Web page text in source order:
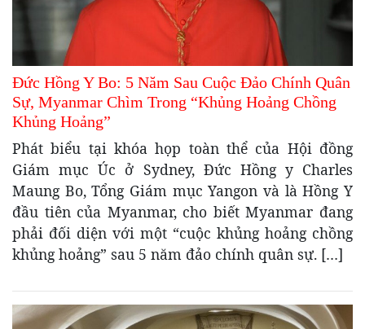
Đức Hồng Y Bo: 5 Năm Sau Cuộc Đảo Chính Quân
Sự, Myanmar Chìm Trong “Khủng Hoảng Chồng
Khủng Hoảng”
Phát biểu tại khóa họp toàn thể của Hội đồng
Giám mục Úc ở Sydney, Đức Hồng y Charles
Maung Bo, Tổng Giám mục Yangon và là Hồng Y
đầu tiên của Myanmar, cho biết Myanmar đang
phải đối diện với một “cuộc khủng hoảng chồng
khủng hoảng” sau 5 năm đảo chính quân sự. […]